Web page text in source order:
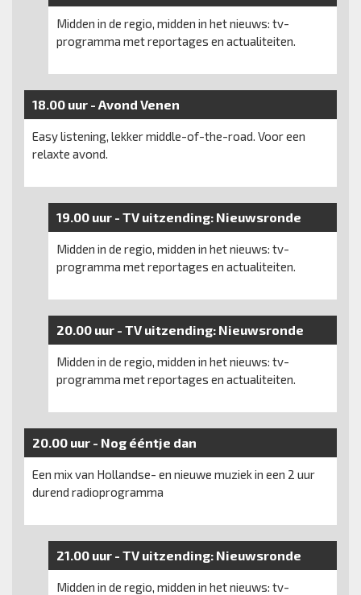
Midden in de regio, midden in het nieuws: tv-
programma met reportages en actualiteiten.
18.00 uur - Avond Venen
Easy listening, lekker middle-of-the-road. Voor een
relaxte avond.
19.00 uur - TV uitzending: Nieuwsronde
Midden in de regio, midden in het nieuws: tv-
programma met reportages en actualiteiten.
20.00 uur - TV uitzending: Nieuwsronde
Midden in de regio, midden in het nieuws: tv-
programma met reportages en actualiteiten.
20.00 uur - Nog ééntje dan
Een mix van Hollandse- en nieuwe muziek in een 2 uur
durend radioprogramma
21.00 uur - TV uitzending: Nieuwsronde
Midden in de regio, midden in het nieuws: tv-